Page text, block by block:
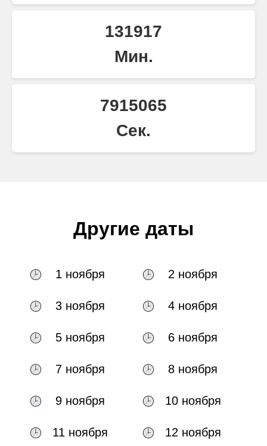
131917
Мин.
7915065
Сек.
Другие даты
1 ноября 2 ноября
3 ноября 4 ноября
5 ноября 6 ноября
7 ноября 8 ноября
9 ноября 10 ноября
11 ноября 12 ноября